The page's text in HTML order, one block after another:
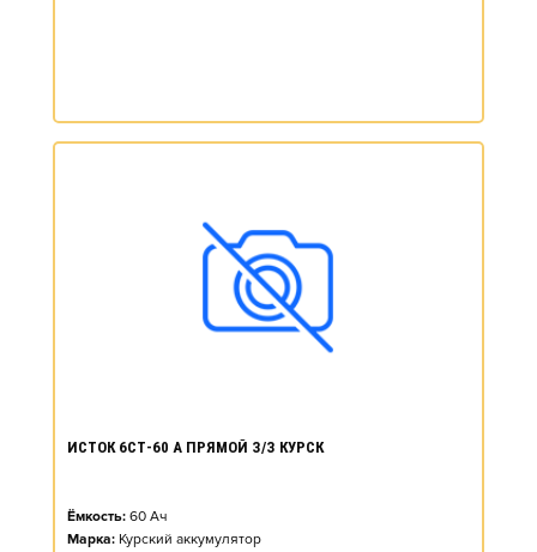
ИСТОК 6СТ-60 А ПРЯМОЙ З/З КУРСК
Ёмкость: 60 Ач
Марка: Курский аккумулятор